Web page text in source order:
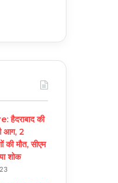
की
आग, 2
की मौत, सीएम
शोक